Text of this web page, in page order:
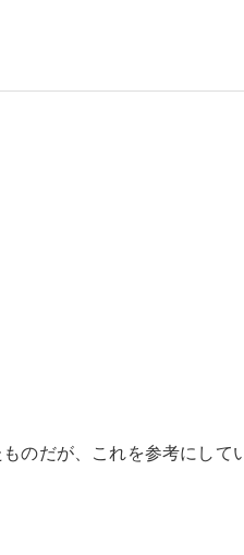
のだが、これを参考にして